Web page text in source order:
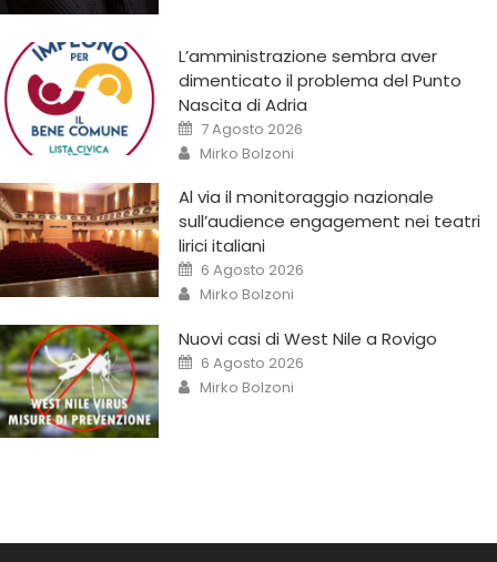
L’amministrazione sembra aver
dimenticato il problema del Punto
Nascita di Adria
7 Agosto 2026
Mirko Bolzoni
Al via il monitoraggio nazionale
sull’audience engagement nei teatri
lirici italiani
6 Agosto 2026
Mirko Bolzoni
Nuovi casi di West Nile a Rovigo
6 Agosto 2026
Mirko Bolzoni